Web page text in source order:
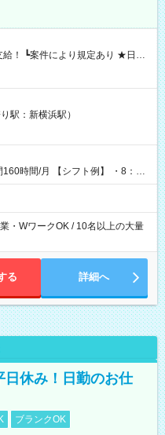
その日に現金GET♪ お仕事後はコ
す！ 【試用期間】試
駅：新横浜駅）
ト例】 ・8：00
・WワークOK / 10名以上の大量
る 詳細へ
休み！日勤のお仕
ブランクOK